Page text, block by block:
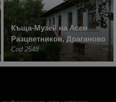
Къща-Музей на Асен
Разцветников, Драганово
Cod 2548